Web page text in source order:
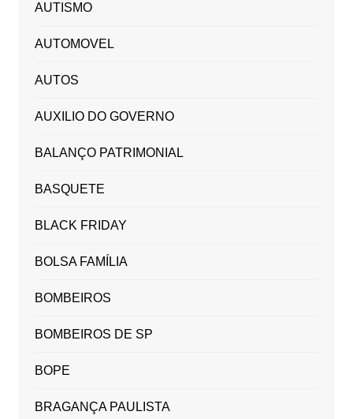
AUTISMO
AUTOMOVEL
AUTOS
AUXILIO DO GOVERNO
BALANÇO PATRIMONIAL
BASQUETE
BLACK FRIDAY
BOLSA FAMÍLIA
BOMBEIROS
BOMBEIROS DE SP
BOPE
BRAGANÇA PAULISTA